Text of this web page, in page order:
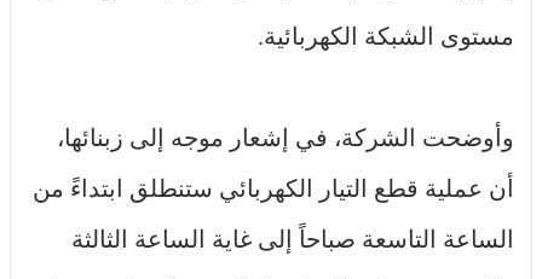
مستوى الشبكة الكهربائية.
وأوضحت الشركة، في إشعار موجه إلى زبنائها،
أن عملية قطع التيار الكهربائي ستنطلق ابتداءً من
الساعة التاسعة صباحاً إلى غاية الساعة الثالثة